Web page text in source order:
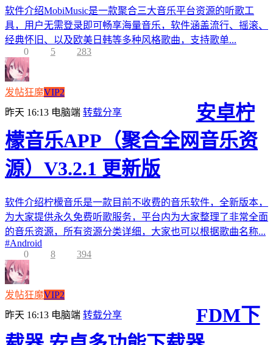
软件介绍MobiMusic是一款聚合三大音乐平台资源的听歌工
具，用户无需登录即可畅享海量音乐，软件涵盖流行、摇滚、
经典怀旧、以及欧美日韩等多种风格歌曲，支持歌单...
0
5 283
发帖狂魔VIP2
昨天 16:13 电脑端 转载分享
安卓柠
檬音乐APP（聚合全网音乐资
源）V3.2.1 更新版
软件介绍柠檬音乐是一款目前不收费的音乐软件，全新版本，
为大家提供永久免费听歌服务，平台内为大家整理了非常全面
的音乐资源，所有资源分类详细，大家也可以根据歌曲名称...
#Android
0
8 394
发帖狂魔VIP2
昨天 16:13 电脑端 转载分享
FDM下